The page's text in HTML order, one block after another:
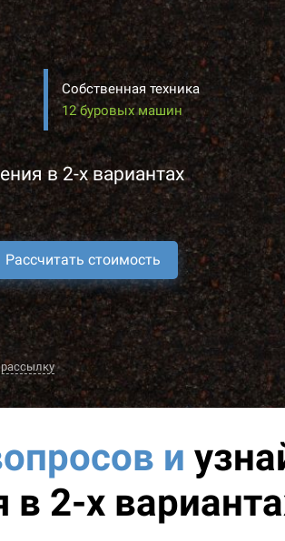
Собственная техника
12 буровых машин
Рассчитать стоимость
в 2-х вариантах
и
в 2-х